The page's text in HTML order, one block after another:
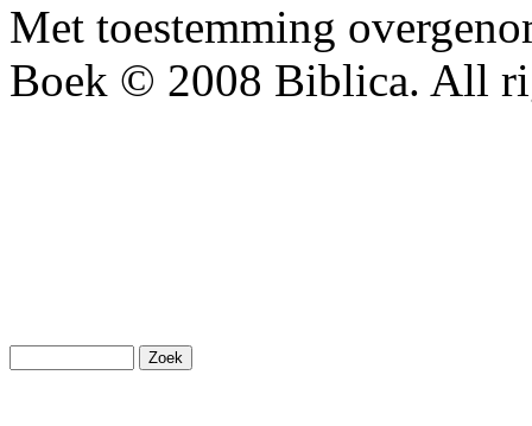
Met toestemming
Boek © 2008 Biblica. All